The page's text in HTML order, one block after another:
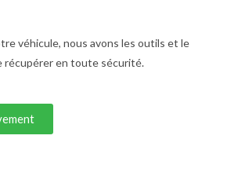
véhicule, nous avons les outils et le
récupérer en toute sécurité.